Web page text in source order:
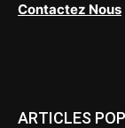
Contactez Nous
ARTICLES